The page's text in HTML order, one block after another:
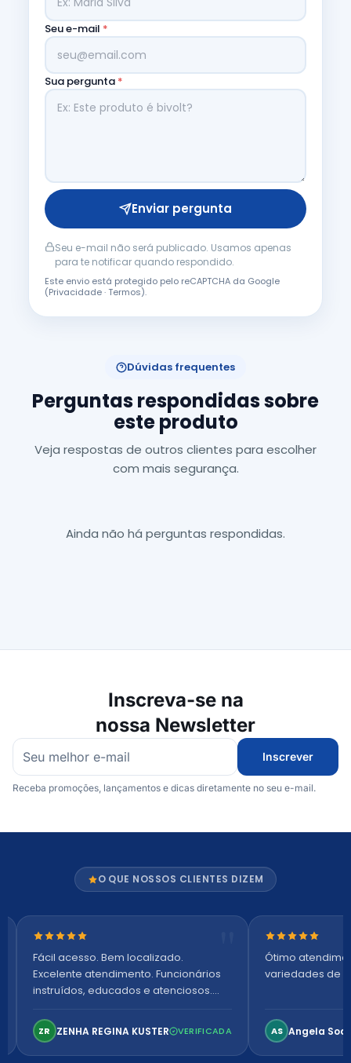
Seu e-mail *
Sua pergunta *
Enviar pergunta
Seu e-mail não será publicado. Usamos apenas
para te notificar quando respondido.
Este envio está protegido pelo reCAPTCHA da Google
(Privacidade·Termos).
Dúvidas frequentes
Perguntas respondidas sobre
este produto
Veja respostas de outros clientes para escolher
com mais segurança.
Ainda não há perguntas respondidas.
Inscreva-se na
nossa Newsletter
Inscrever
Receba promoções, lançamentos e dicas diretamente no seu e-mail.
O QUE NOSSOS CLIENTES DIZEM
Nota 5 de 5 estrelas
Fácil acesso. Bem localizado.
Excelente atendimento. Funcionários
instruídos, educados e atenciosos.
confortável. Perfeito!
ZR ZENHA REGINA KUSTER VERIFICADA
Nota 5 de 5
Ótimo
variedades de
AS Angela